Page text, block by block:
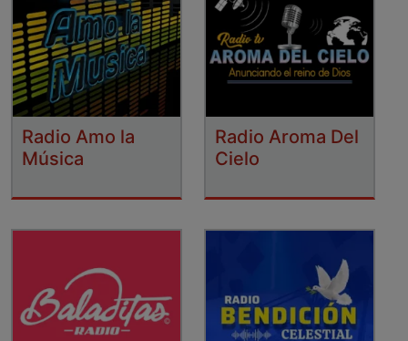
Radio Amo la
Música
Radio Aroma Del
Cielo